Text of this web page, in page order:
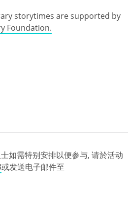
storytimes are supported by
Foundation.
如需特别安排以便参与, 请於活动
或发送电子邮件至